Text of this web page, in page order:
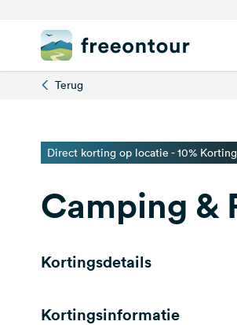
Terug
Direct korting op locatie - 10% Korting
Camping &
Kortingsdetails
Kortingsinformatie